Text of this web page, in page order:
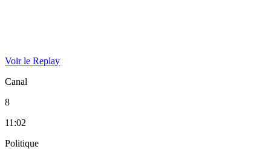
Voir le Replay
Canal
8
11:02
Politique